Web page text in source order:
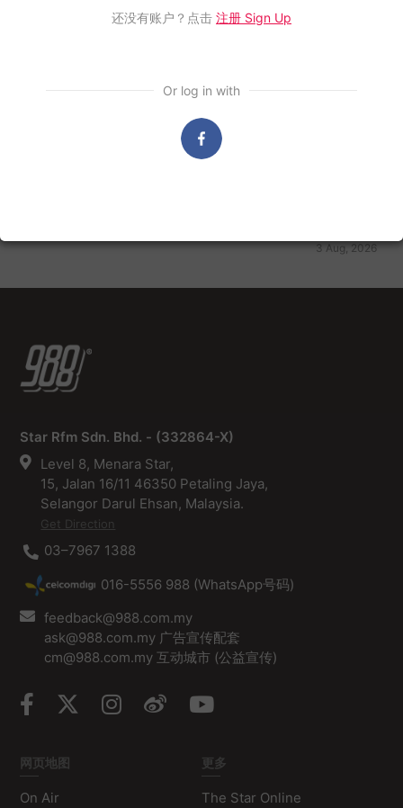
还没有账户？点击 注册 Sign Up
Or log in with
3 Aug, 2026
Star Rfm Sdn. Bhd. - (332864-X)
Level 8, Menara Star,
15, Jalan 16/11 46350 Petaling Jaya,
Selangor Darul Ehsan, Malaysia.
Get Direction
03–7967 1388
016-5556 988 (WhatsApp号码)
feedback@988.com.my
ask@988.com.my 广告宣传配套
cm@988.com.my 互动城市 (公益宣传)
网页地图
On Air
更多
The Star Online